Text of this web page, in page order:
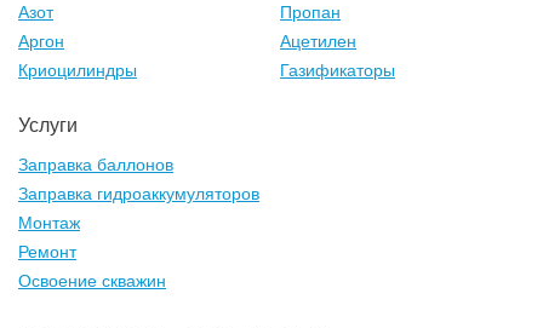
Азот
Аргон
Пропан
Ацетилен
Криоцилиндры
Газификаторы
Услуги
Заправка баллонов
Заправка гидроаккумуляторов
Монтаж
Ремонт
Освоение скважин